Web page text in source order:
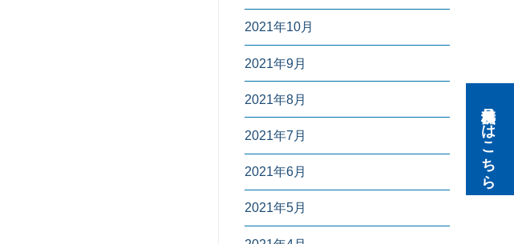
2021年10月
2021年9月
2021年8月
2021年7月
2021年6月
2021年5月
無料見積りはこちら